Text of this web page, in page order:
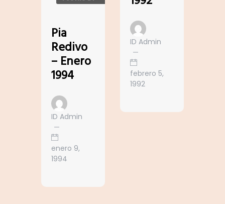
Pia
Redivo
– Enero
1994
ID Admin
enero 9,
1994
ID Admin
febrero 5,
1992